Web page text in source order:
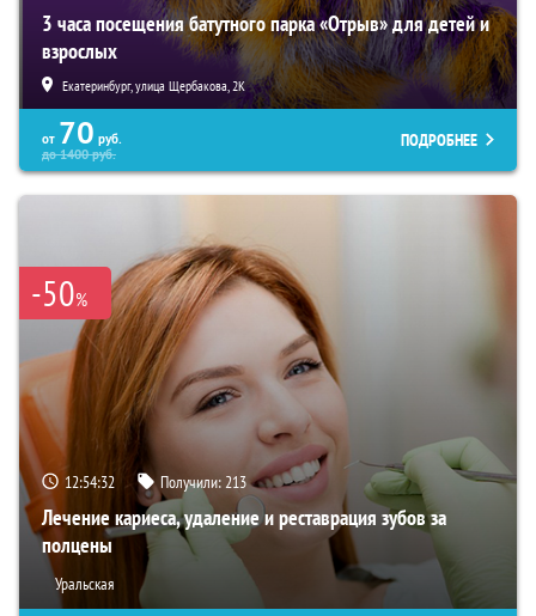
3 часа посещения батутного парка «Отрыв» для детей и
взрослых
Екатеринбург, улица Щербакова, 2К
от 70 руб.
до1400руб.
ПОДРОБНЕЕ
-50%
12:54:30 Получили:213
Лечение кариеса, удаление и реставрация зубов за
полцены
Уральская